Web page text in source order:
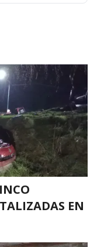
EN